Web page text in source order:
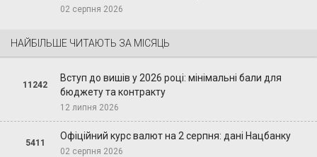
02 серпня 2026
НАЙБІЛЬШЕ ЧИТАЮТЬ ЗА МІСЯЦЬ
11242
Вступ до вишів у 2026 році: мінімальні бали для
бюджету та контракту
12 липня 2026
5411
Офіційний курс валют на 2 серпня: дані Нацбанку
02 серпня 2026